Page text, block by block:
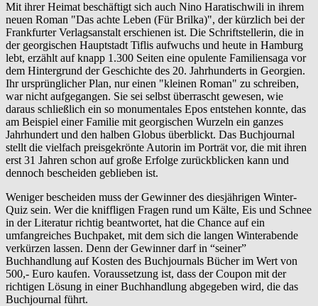
Mit ihrer Heimat beschäftigt sich auch Nino Haratischwili in ihrem
neuen Roman "Das achte Leben (Für Brilka)", der kürzlich bei der
Frankfurter Verlagsanstalt erschienen ist. Die Schriftstellerin, die in
der georgischen Hauptstadt Tiflis aufwuchs und heute in Hamburg
lebt, erzählt auf knapp 1.300 Seiten eine opulente Familiensaga vor
dem Hintergrund der Geschichte des 20. Jahrhunderts in Georgien.
Ihr ursprünglicher Plan, nur einen "kleinen Roman" zu schreiben,
war nicht aufgegangen. Sie sei selbst überrascht gewesen, wie
daraus schließlich ein so monumentales Epos entstehen konnte, das
am Beispiel einer Familie mit georgischen Wurzeln ein ganzes
Jahrhundert und den halben Globus überblickt. Das Buchjournal
stellt die vielfach preisgekrönte Autorin im Porträt vor, die mit ihren
erst 31 Jahren schon auf große Erfolge zurückblicken kann und
dennoch bescheiden geblieben ist.
Weniger bescheiden muss der Gewinner des diesjährigen Winter-
Quiz sein. Wer die kniffligen Fragen rund um Kälte, Eis und Schnee
in der Literatur richtig beantwortet, hat die Chance auf ein
umfangreiches Buchpaket, mit dem sich die langen Winterabende
verkürzen lassen. Denn der Gewinner darf in “seiner”
Buchhandlung auf Kosten des Buchjournals Bücher im Wert von
500,- Euro kaufen. Voraussetzung ist, dass der Coupon mit der
richtigen Lösung in einer Buchhandlung abgegeben wird, die das
Buchjournal führt.